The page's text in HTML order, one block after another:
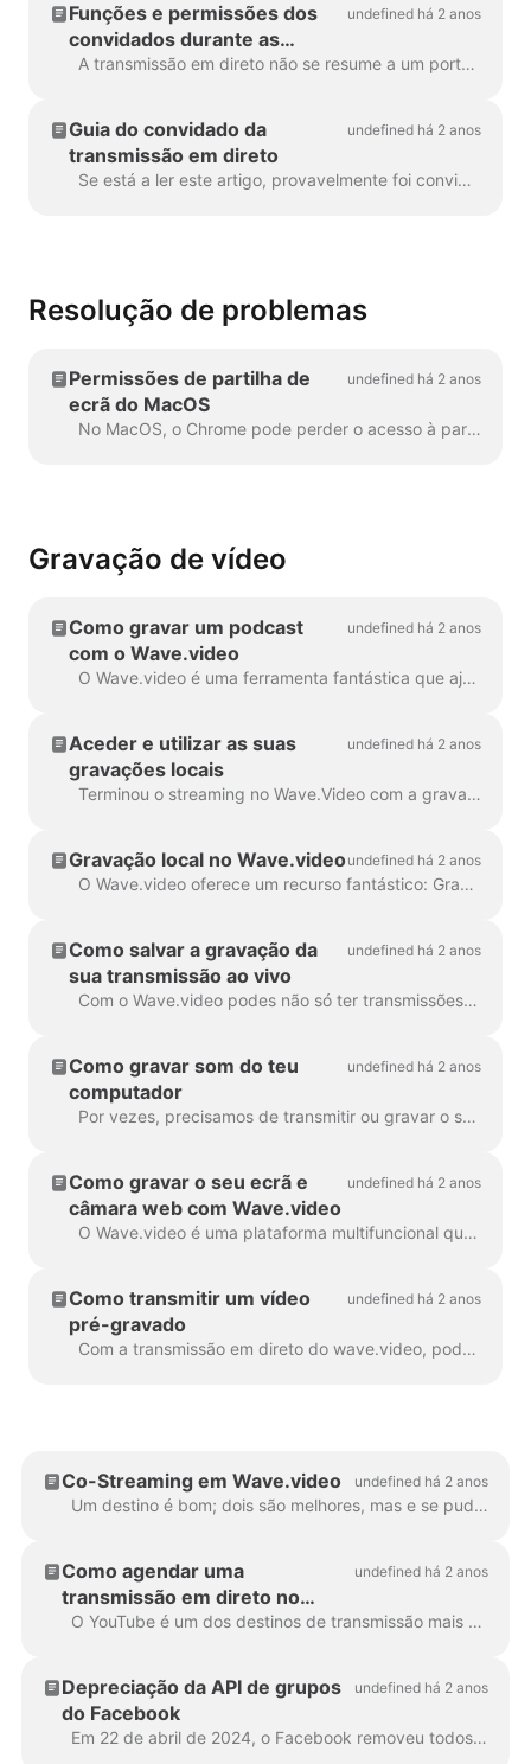
Funções e permissões dos
convidados durante as
transmissões em direto
undefined há 2 anos
A transmissão em direto não se resume a um porta-voz e a conteúdos valiosos. Para criar um evento de vídeo em direto envolvente e visualmente apelativo, é n...
Guia do convidado da
transmissão em direto
undefined há 2 anos
Se está a ler este artigo, provavelmente foi convidado a participar numa transmissão com o Wave.video. Parabéns! Para garantir a melhor assistên...
Resolução de problemas
Permissões de partilha de
ecrã do MacOS
undefined há 2 anos
No MacOS, o Chrome pode perder o acesso à partilha de ecrã. Se isso acontecer, siga estes passos para restaurar o acesso: Abra as Preferências do sistema e a...
Gravação de vídeo
Como gravar um podcast
com o Wave.video
undefined há 2 anos
O Wave.video é uma ferramenta fantástica que ajuda não só na edição de vídeo, mas também na produção de streaming e podcast. Quando se cria uma gravação de áudio ou vídeo...
Aceder e utilizar as suas
gravações locais
undefined há 2 anos
Terminou o streaming no Wave.Video com a gravação local activada? Ótimo! Agora você tem duas maneiras simples de usar seu conteúdo gravado: 1. Baixar e usar...
Gravação local no Wave.videoundefined há 2 anos
O Wave.video oferece um recurso fantástico: Gravação local. Isto permite que os participantes numa transmissão em direto gravem os seus próprios fluxos de áudio e vídeo diretamente no ...
Como salvar a gravação da
sua transmissão ao vivo
undefined há 2 anos
Com o Wave.video podes não só ter transmissões em direto ideais, mas também guardá-las, editá-las ou transferi-las para o teu computador sempre que quiseres. Por isso, vamos dar uma olhadela...
Como gravar som do teu
computador
undefined há 2 anos
Por vezes, precisamos de transmitir ou gravar o som do nosso sistema. Nem o Windows, nem o macOS oferecem esta funcionalidade de imediato, no entanto, há uma forma de...
Como gravar o seu ecrã e
câmara web com Wave.video
undefined há 2 anos
O Wave.video é uma plataforma multifuncional que permite não só editar vídeos, criar miniaturas e transmitir para várias plataformas ao mesmo tempo, mas também ...
Como transmitir um vídeo
pré-gravado
undefined há 2 anos
Com a transmissão em direto do wave.video, pode transmitir um vídeo pré-gravado. Não é necessário estar presente no Studio para clicar manualmente no botão Go Live. Para começar...
Co-Streaming em Wave.video undefined há 2 anos
Um destino é bom; dois são melhores, mas e se pudesse chegar aos seus seguidores e aos dos seus convidados também? Bem-vindo à funcionalidade Co-stream do Wave.video! ...
Como agendar uma
transmissão em direto no
YouTube
undefined há 2 anos
O YouTube é um dos destinos de transmissão mais populares. O processo de configuração da sua transmissão para o YouTube com o Wave.video não é diferente de outros...
Depreciação da API de grupos
do Facebook
undefined há 2 anos
Em 22 de abril de 2024, o Facebook removeu todos os aplicativos de terceiros nos grupos. Infelizmente, isso significa que você não poderá adicionar o seu grupo do Facebook como um...